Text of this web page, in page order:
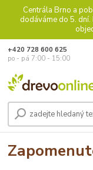
Centrála Brno a
dodáváme do 5.
+420 728 600 625
po - pá 7:00 - 15:00